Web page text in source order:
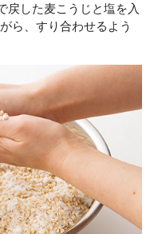
戻した麦こうじと塩を入
ら、すり合わせるよう